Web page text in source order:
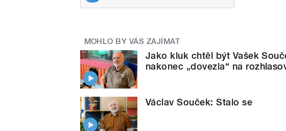
MOHLO BY VÁS ZAJÍMAT
Jako kluk chtěl být Vašek
nakonec „dovezla“ na
Václav Souček: Stalo se